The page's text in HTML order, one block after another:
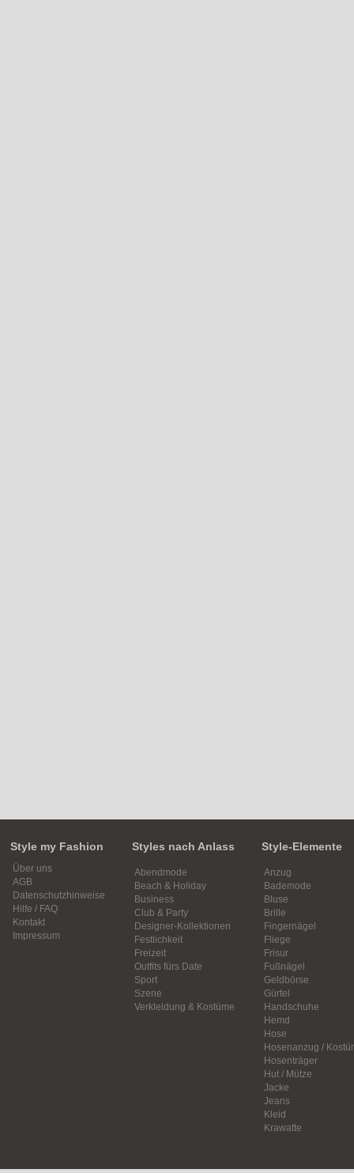
Style my Fashion
Über uns
AGB
Datenschutzhinweise
Hilfe / FAQ
Kontakt
Impressum
Styles nach Anlass
Abendmode
Beach & Holiday
Business
Club & Party
Designer-Kollektionen
Festlichkeit
Freizeit
Outfits fürs Date
Sport
Szene
Verkleidung & Kostüme
Style-Elemente
Anzug
Bademode
Bluse
Brille
Fingernägel
Fliege
Frisur
Fußnägel
Geldbörse
Gürtel
Handschuhe
Hemd
Hose
Hosenanzug /
Hosenträger
Hut / Mütze
Jacke
Jeans
Kleid
Krawatte